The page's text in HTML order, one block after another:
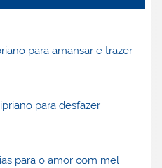
para amansar e trazer
para desfazer
para o amor com mel